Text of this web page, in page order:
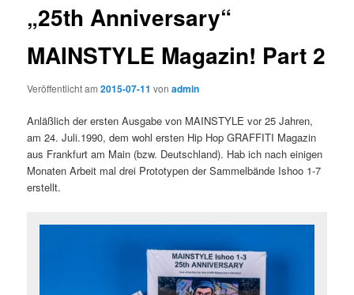
„25th Anniversary“
MAINSTYLE Magazin! Part 2
Veröffentlicht am2015-07-11 vonadmin
Anläßlich der ersten Ausgabe von MAINSTYLE vor 25 Jahren,
am 24. Juli.1990, dem wohl ersten Hip Hop GRAFFITI Magazin
aus Frankfurt am Main (bzw. Deutschland). Hab ich nach einigen
Monaten Arbeit mal drei Prototypen der Sammelbände Ishoo 1-7
erstellt.